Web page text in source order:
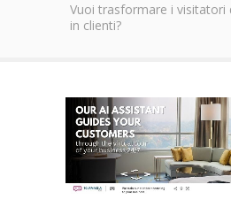
Vuoi trasformare i visitatori
in clienti?